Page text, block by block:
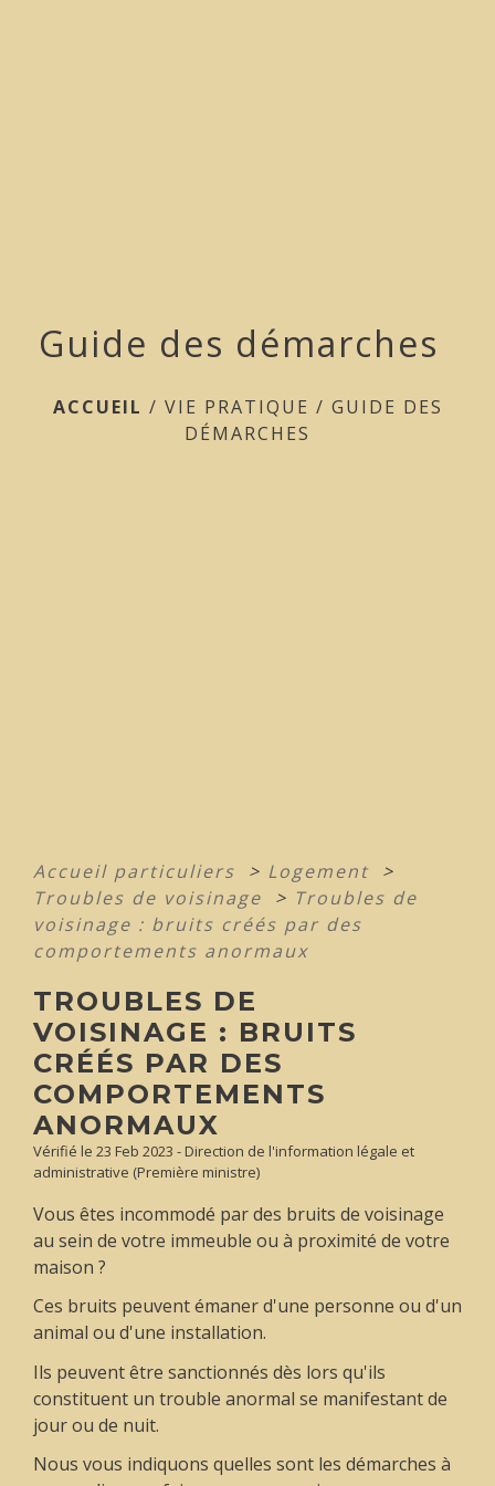
Guide des démarches
ACCUEIL / VIE PRATIQUE / GUIDE DES
DÉMARCHES
Accueil particuliers > Logement >
Troubles de voisinage
> Troubles de
voisinage : bruits créés par des
comportements anormaux
TROUBLES DE
VOISINAGE : BRUITS
CRÉÉS PAR DES
COMPORTEMENTS
ANORMAUX
Vérifié le 23 Feb 2023 - Direction de l'information légale et
administrative (Première ministre)
Vous êtes incommodé par des bruits de voisinage
au sein de votre immeuble ou à proximité de votre
maison ?
Ces bruits peuvent émaner d'une personne ou d'un
animal ou d'une installation.
Ils peuvent être sanctionnés dès lors qu'ils
constituent un trouble anormal se manifestant de
jour ou de nuit.
Nous vous indiquons quelles sont les démarches à